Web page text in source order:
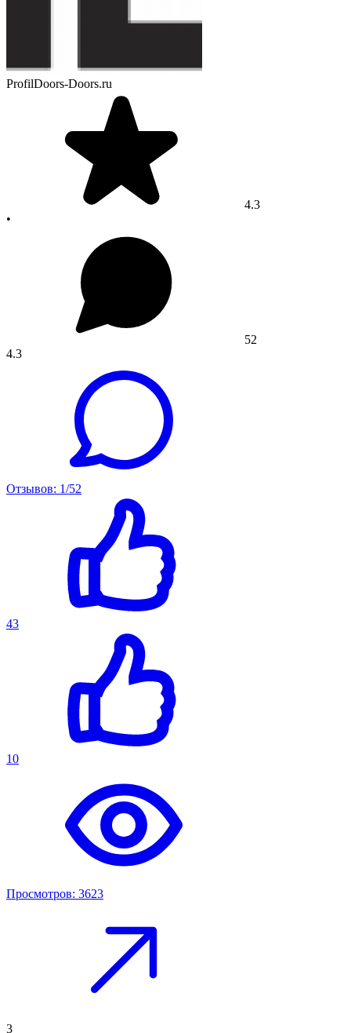
ProfilDoors-Doors.ru
4.3
•
52
4.3
Отзывов: 1/52
43
10
Просмотров: 3623
3